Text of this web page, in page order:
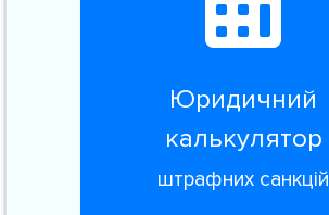
Юридичний
калькулятор
штрафних санкцій